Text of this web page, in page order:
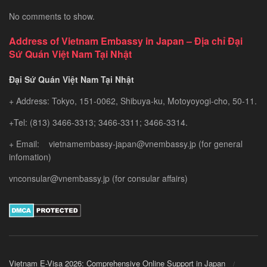
No comments to show.
Address of Vietnam Embassy in Japan – Địa chỉ Đại
Sứ Quán Việt Nam Tại Nhật
Đại Sứ Quán Việt Nam Tại Nhật
+ Address: Tokyo, 151-0062, Shibuya-ku, Motoyoyogi-cho, 50-11.
+Tel: (813) 3466-3313; 3466-3311; 3466-3314.
+ Email: vietnamembassy-japan@vnembassy.jp (for general
infomation)
vnconsular@vnembassy.jp (for consular affairs)
Vietnam E-Visa 2026: Comprehensive Online Support in Japan